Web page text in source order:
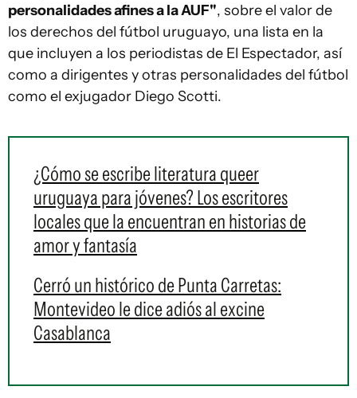
personalidades afines a la AUF", sobre el valor de
los derechos del fútbol uruguayo, una lista en la
que incluyen a los periodistas de El Espectador, así
como a dirigentes y otras personalidades del fútbol
como el exjugador Diego Scotti.
¿Cómo se escribe literatura queer
uruguaya para jóvenes? Los escritores
locales que la encuentran en historias de
amor y fantasía
Cerró un histórico de Punta Carretas:
Montevideo le dice adiós al excine
Casablanca